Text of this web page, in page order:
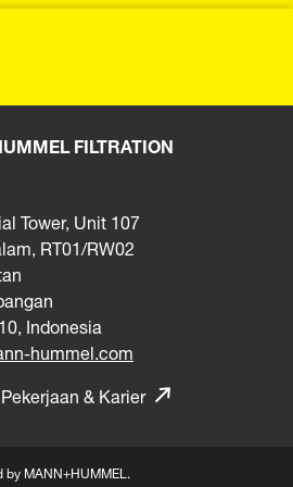
FILTRATION
Tower, Unit 107
RT01/RW02
Indonesia
hummel.com
Pekerjaan & Karier
MANN+HUMMEL.